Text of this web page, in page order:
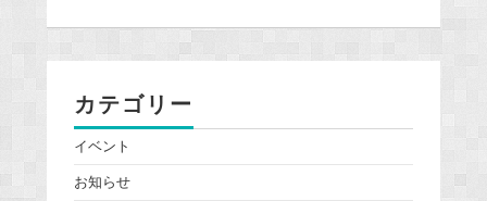
カテゴリー
イベント
お知らせ